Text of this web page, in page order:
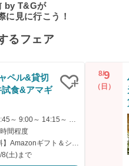
by T&Gが
に見に行こう！
るフェア
ペル&貸切
食&アマギ
受付時間：8:45～ 9:00～ 14:15～ 14:30～ 17:00～
間程度
料金：【無料】Amazonギフト＆シェフ厳選の特別試食付き
8(土)まで
8/9
（日）